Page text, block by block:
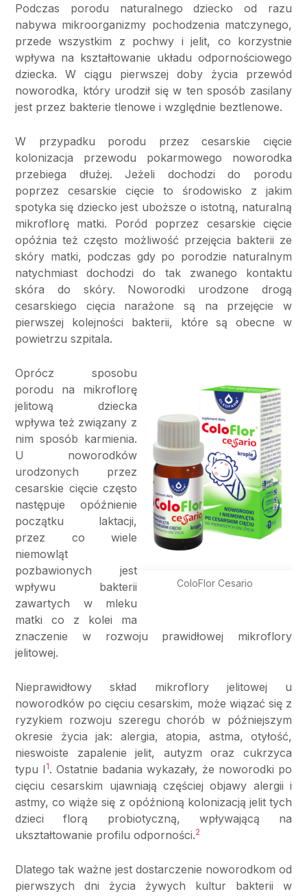
Podczas porodu naturalnego dziecko od razu
nabywa mikroorganizmy pochodzenia matczynego,
przede wszystkim z pochwy i jelit, co korzystnie
wpływa na kształtowanie układu odpornościowego
dziecka. W ciągu pierwszej doby życia przewód
noworodka, który urodził się w ten sposób zasilany
jest przez bakterie tlenowe i względnie beztlenowe.
W przypadku porodu przez cesarskie cięcie
kolonizacja przewodu pokarmowego noworodka
przebiega dłużej. Jeżeli dochodzi do porodu
poprzez cesarskie cięcie to środowisko z jakim
spotyka się dziecko jest uboższe o istotną, naturalną
mikroflorę matki. Poród poprzez cesarskie cięcie
opóźnia też często możliwość przejęcia bakterii ze
skóry matki, podczas gdy po porodzie naturalnym
natychmiast dochodzi do tak zwanego kontaktu
skóra do skóry. Noworodki urodzone drogą
cesarskiego cięcia narażone są na przejęcie w
pierwszej kolejności bakterii, które są obecne w
powietrzu szpitala.
ColoFlor Cesario
Oprócz sposobu
porodu na mikroflorę
jelitową dziecka
wpływa też związany z
nim sposób karmienia.
U noworodków
urodzonych przez
cesarskie cięcie często
następuje opóźnienie
początku laktacji,
przez co wiele
niemowląt
pozbawionych jest
wpływu bakterii
zawartych w mleku
matki co z kolei ma
znaczenie w rozwoju prawidłowej mikroflory
jelitowej.
Nieprawidłowy skład mikroflory jelitowej u
noworodków po cięciu cesarskim, może wiązać się z
ryzykiem rozwoju szeregu chorób w późniejszym
okresie życia jak: alergia, atopia, astma, otyłość,
nieswoiste zapalenie jelit, autyzm oraz cukrzyca
typu I 1. Ostatnie badania wykazały, że noworodki po
cięciu cesarskim ujawniają częściej objawy alergii i
astmy, co wiąże się z opóźnioną kolonizacją jelit tych
dzieci florą probiotyczną, wpływającą na
ukształtowanie profilu odporności.2
Dlatego tak ważne jest dostarczenie noworodkom od
pierwszych dni życia żywych kultur bakterii w